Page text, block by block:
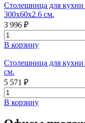
Столешница для
300x60x2.6 см.
3 996 ₽
В корзину
Столешница для
см.
5 571 ₽
В корзину